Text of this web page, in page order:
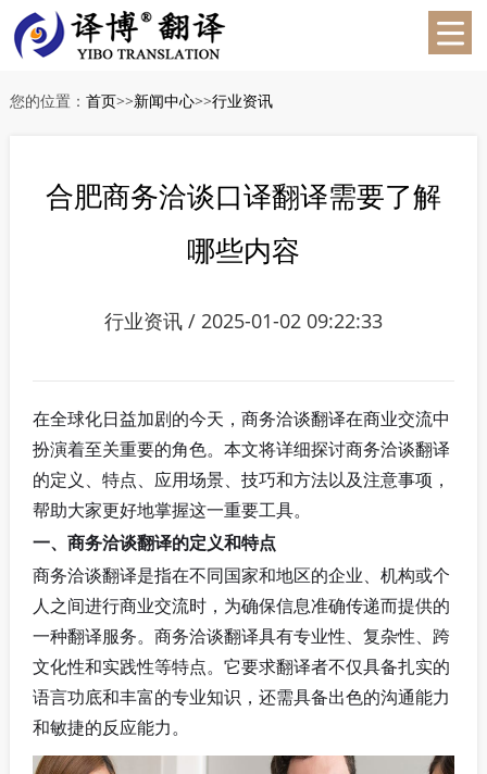
您的位置： 首页>>新闻中心>>行业资讯
合肥商务洽谈口译翻译需要了解
哪些内容
行业资讯 / 2025-01-02 09:22:33
在全球化日益加剧的今天，商务洽谈翻译在商业交流中
扮演着至关重要的角色。本文将详细探讨商务洽谈翻译
的定义、特点、应用场景、技巧和方法以及注意事项，
帮助大家更好地掌握这一重要工具。
一、商务洽谈翻译的定义和特点
商务洽谈翻译是指在不同国家和地区的企业、机构或个
人之间进行商业交流时，为确保信息准确传递而提供的
一种翻译服务。商务洽谈翻译具有专业性、复杂性、跨
文化性和实践性等特点。它要求翻译者不仅具备扎实的
语言功底和丰富的专业知识，还需具备出色的沟通能力
和敏捷的反应能力。